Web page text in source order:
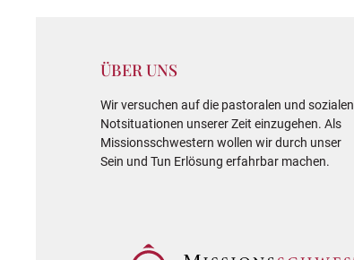
ÜBER UNS
Wir versuchen auf die pastoralen und sozialen
Notsituationen unserer Zeit einzugehen. Als
Missionsschwestern wollen wir durch unser
Sein und Tun Erlösung erfahrbar machen.